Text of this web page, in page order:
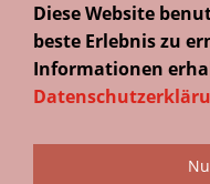
Telefon
+49 (0)202 255 500
Kontakt
Diese Website
beste Erlebnis zu
Informationen